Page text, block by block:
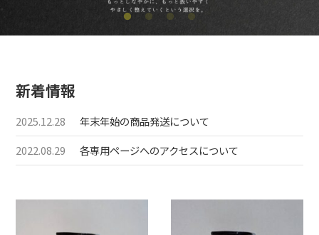
法人・サロン・美容師専用
MANAPLEXプレミアム会員
お問い合わせ
新着情報
2025.12.28
年末年始の商品発送について
2022.08.29
各専用ページへのアクセスについて